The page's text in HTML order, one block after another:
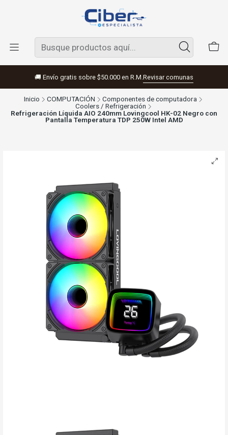
🚚 Envío gratis sobre $50.000 en R.M. Revisar comunas
Inicio COMPUTACIÓN
Componentes de computadora
Coolers / Refrigeración
Refrigeración Líquida AIO 240mm Lovingcool HK-02 Negro con
Pantalla Temperatura TDP 250W Intel AMD